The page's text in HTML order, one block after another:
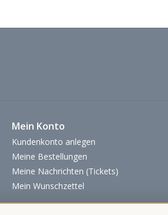
Mein Konto
Kundenkonto anlegen
Meine Bestellungen
Meine Nachrichten (Tickets)
Mein Wunschzettel